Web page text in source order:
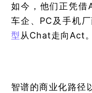
如今，他们正凭借
车企、PC及手机
型从Chat走向Act。
智谱的商业化路径